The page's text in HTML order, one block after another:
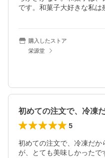
です。和菓子大好きな私は
購入したストア
栄源堂
5
初めての注文で、冷凍だか
が、とても美味しかったで